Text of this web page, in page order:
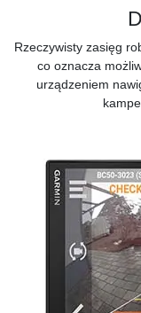
Rzeczywisty zasięg
co oznacza
urządzeniem